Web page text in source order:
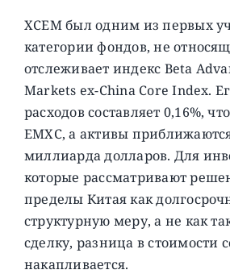
XCEM был одним из первых
категории фондов, не
отслеживает индекс Beta
Markets ex-China Core Index.
расходов составляет 0,16%,
EMXC, а активы
миллиарда долларов. Для
которые рассматривают
пределы Китая как
структурную меру, а не как
сделку, разница в стоимости
накапливается.